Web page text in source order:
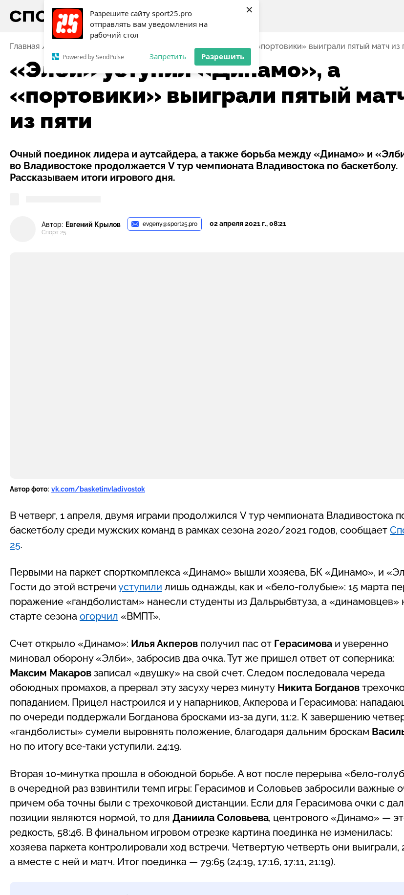
Разрешите сайту sport25.pro
отправлять вам уведомления на
рабочий стол
Powered by SendPulse Запретить Разрешить
×
Главная «Элби» уступил «Динамо», а «портовики» выиграли пятый матч из
«Элби» уступил «Динамо», а
«портовики» выиграли пятый
из пяти
Очный поединок лидера и аутсайдера, а также борьба между «Динамо» и
во Владивостоке продолжается V тур чемпионата Владивостока по баскетболу.
Рассказываем итоги игрового дня.
Автор: Евгений Крылов
Спорт 25
evgeny@sport25.pro 02 апреля 2021 г., 08:21
Автор фото: vk.com/basketinvladivostok
В четверг, 1 апреля, двумя играми продолжился V тур чемпионата Владивостока
баскетболу среди мужских команд в рамках сезона 2020/2021 годов, сообщает
25.
Первыми на паркет спорткомплекса «Динамо» вышли хозяева, БК «Динамо», и
Гости до этой встречи уступили лишь однажды, как и «бело-голубые»: 15 марта
поражение «гандболистам» нанесли студенты из Дальрыбвтуза, а «динамовцев»
старте сезона огорчил «ВМПТ».
Счет открыло «Динамо»: Илья Акперов получил пас от Герасимова и уверенно
миновал оборону «Элби», забросив два очка. Тут же пришел ответ от соперника:
Максим Макаров записал «двушку» на свой счет. Следом последовала череда
обоюдных промахов, а прервал эту засуху через минуту Никита Богданов
попаданием. Прицел настроился и у напарников, Акперова и Герасимова:
по очереди поддержали Богданова бросками из-за дуги, 11:2. К завершению
«гандболисты» сумели выровнять положение, благодаря дальним броскам
но по итогу все-таки уступили. 24:19.
Вторая 10-минутка прошла в обоюдной борьбе. А вот после перерыва «бело-
в очередной раз взвинтили темп игры: Герасимов и Соловьев забросили важные
причем оба точны были с трехочковой дистанции. Если для Герасимова очки с
позиции являются нормой, то для Даниила Соловьева, центрового «Динамо» —
редкость, 58:46. В финальном игровом отрезке картина поединка не изменилась:
хозяева паркета контролировали ход встречи. Четвертую четверть они выиграли,
а вместе с ней и матч. Итог поединка — 79:65 (24:19, 17:16, 17:11, 21:19).